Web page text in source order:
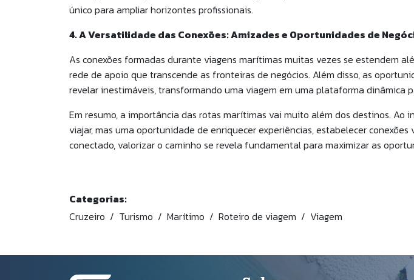
único para ampliar horizontes profissionais.
4. A Versatilidade das Conexões: Amizades e Oportunidades de
As conexões formadas durante viagens marítimas muitas vezes se estendem
rede de apoio que transcende as fronteiras de negócios. Além disso, as
revelar inestimáveis, transformando uma viagem em uma plataforma dinâmica
Em resumo, a importância das rotas marítimas vai muito além dos destinos.
viajar, mas uma oportunidade de enriquecer experiências, estabelecer
conectado, valorizar o caminho se revela fundamental para maximizar as
Categorias:
Cruzeiro
Turismo Marítimo Roteiro de viagem Viagem